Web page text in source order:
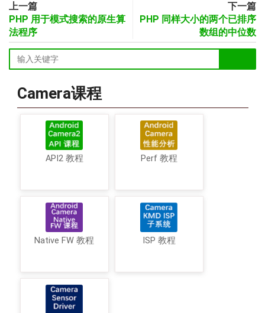
上一篇
PHP 用于模式搜索的原生算
法程序
下一篇
PHP 同样大小的两个已排序
数组的中位数
Camera课程
API2 教程 Perf 教程
Native FW 教程 ISP 教程